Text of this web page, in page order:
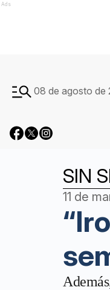
Ads
08 de agosto de
SIN
11 de